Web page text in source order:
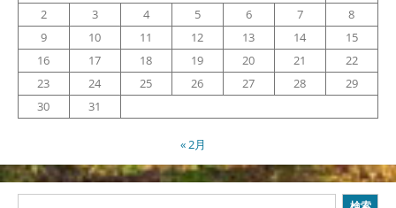
2
3 4 5 6 7
8
9
10 11 12 13 14
15
16
17 18 19 20 21
22
23
24 25 26 27 28
29
30
31
« 2月